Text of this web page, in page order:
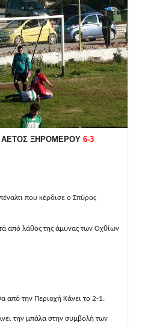
ΑΕΤΟΣ ΞΗΡΟΜΕΡΟΥ 6-3
που κέρδισε ο Σπύρος
από λάθος της άμυνας των Οχθίων
από την Περιοχή Κάνει το 2-1.
την μπάλα στην συμβολή των